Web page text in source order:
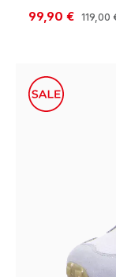
99,90 € 119,00